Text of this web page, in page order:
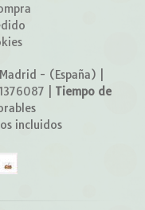
- (España) |
Tiempo de
incluidos